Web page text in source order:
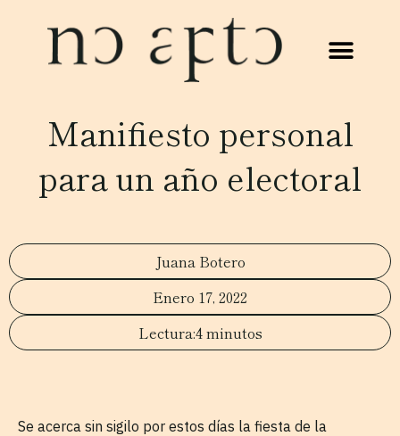
Manifiesto personal
para un año electoral
Juana Botero
Enero 17, 2022
4 minutos
Se acerca sin sigilo por estos días la fiesta de la